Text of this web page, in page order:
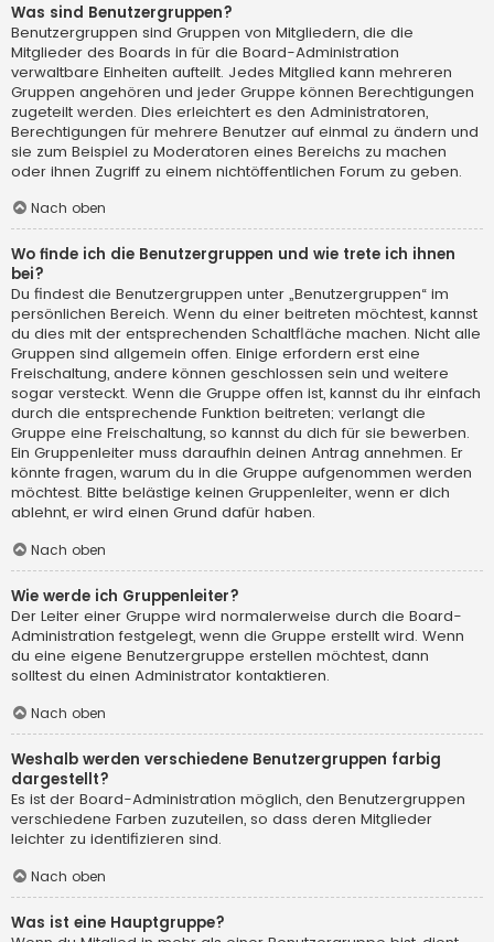
Was sind Benutzergruppen?
Benutzergruppen sind Gruppen von Mitgliedern, die die
Mitglieder des Boards in für die Board-Administration
verwaltbare Einheiten aufteilt. Jedes Mitglied kann mehreren
Gruppen angehören und jeder Gruppe können Berechtigungen
zugeteilt werden. Dies erleichtert es den Administratoren,
Berechtigungen für mehrere Benutzer auf einmal zu ändern und
sie zum Beispiel zu Moderatoren eines Bereichs zu machen
oder ihnen Zugriff zu einem nichtöffentlichen Forum zu geben.
Nach oben
Wo finde ich die Benutzergruppen und wie trete ich ihnen
bei?
Du findest die Benutzergruppen unter „Benutzergruppen“ im
persönlichen Bereich. Wenn du einer beitreten möchtest, kannst
du dies mit der entsprechenden Schaltfläche machen. Nicht alle
Gruppen sind allgemein offen. Einige erfordern erst eine
Freischaltung, andere können geschlossen sein und weitere
sogar versteckt. Wenn die Gruppe offen ist, kannst du ihr einfach
durch die entsprechende Funktion beitreten; verlangt die
Gruppe eine Freischaltung, so kannst du dich für sie bewerben.
Ein Gruppenleiter muss daraufhin deinen Antrag annehmen. Er
könnte fragen, warum du in die Gruppe aufgenommen werden
möchtest. Bitte belästige keinen Gruppenleiter, wenn er dich
ablehnt, er wird einen Grund dafür haben.
Nach oben
Wie werde ich Gruppenleiter?
Der Leiter einer Gruppe wird normalerweise durch die Board-
Administration festgelegt, wenn die Gruppe erstellt wird. Wenn
du eine eigene Benutzergruppe erstellen möchtest, dann
solltest du einen Administrator kontaktieren.
Nach oben
Weshalb werden verschiedene Benutzergruppen farbig
dargestellt?
Es ist der Board-Administration möglich, den Benutzergruppen
verschiedene Farben zuzuteilen, so dass deren Mitglieder
leichter zu identifizieren sind.
Nach oben
Was ist eine Hauptgruppe?